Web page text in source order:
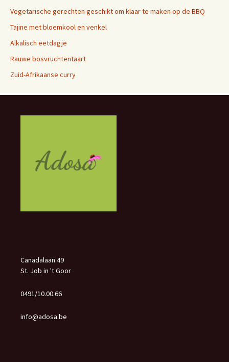
Vegetarische gerechten geschikt om klaar te maken op de BBQ
Tajine met bloemkool en venkel
Alkalisch eetdagje
Rauwe bosvruchtentaart
Zuid-Afrikaanse curry
Canadalaan 49
St. Job in 't Goor
0491/10.00.66
info@adosa.be